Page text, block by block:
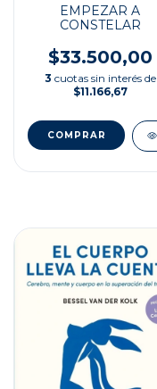
EMPEZAR A
CONSTELAR
$33.500,00
3 cuotas sin interés de
$11.166,67